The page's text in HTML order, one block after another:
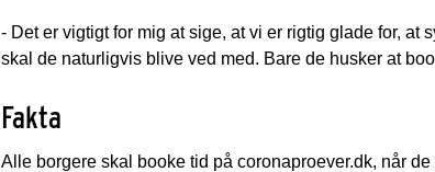
- Det er vigtigt for mig at sige, at vi er rigtig glade for,
skal de naturligvis blive ved med. Bare de husker at
Fakta
Alle borgere skal booke tid på coronaproever.dk, når